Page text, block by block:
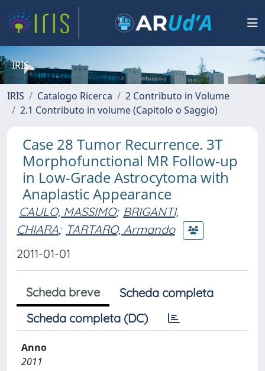
IRIS
IRIS Catalogo Ricerca
2 Contributo in Volume
2.1 Contributo in volume (Capitolo o Saggio)
Case 28 Tumor Recurrence. 3T
Morphofunctional MR Follow-up
in Low-Grade Astrocytoma with
Anaplastic Appearance
CAULO, MASSIMO; BRIGANTI,
CHIARA; TARTARO, Armando
2011-01-01
Scheda breve
Scheda completa
Scheda completa (DC)
Anno
2011